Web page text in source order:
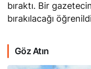
bıraktı. Bir
bırakılacağı
Göz Atın